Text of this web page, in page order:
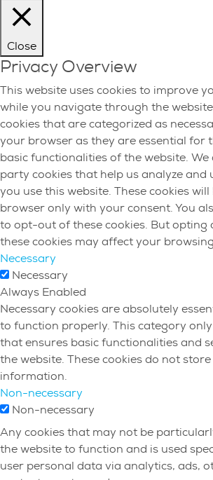
Close
Privacy Overview
This website uses cookies to improve
while you navigate through the
cookies that are categorized as
your browser as they are essential for
basic functionalities of the website.
party cookies that help us analyze and
you use this website. These cookies
browser only with your consent. You
to opt-out of these cookies. But opting
these cookies may affect your
Necessary
Necessary
Always Enabled
Necessary cookies are absolutely
to function properly. This category
that ensures basic functionalities and
the website. These cookies do not
information.
Non-necessary
Non-necessary
Any cookies that may not be
the website to function and is used
user personal data via analytics, ads,